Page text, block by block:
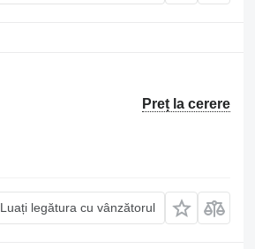
Preț la cerere
Luați legătura cu vânzătorul